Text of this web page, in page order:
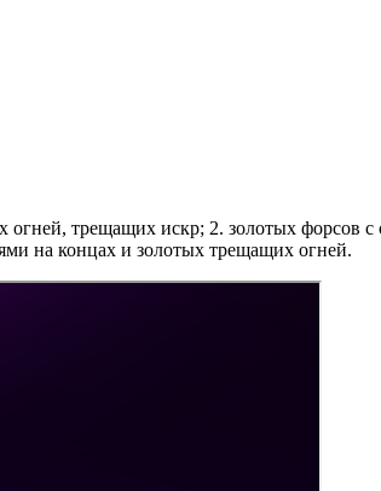
огней, трещащих искр; 2. золотых
на концах и золотых трещащих огней.